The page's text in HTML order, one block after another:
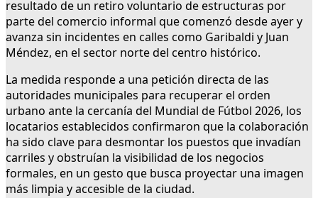
resultado de un retiro voluntario de estructuras por
parte del comercio informal que comenzó desde ayer y
avanza sin incidentes en calles como Garibaldi y Juan
Méndez, en el sector norte del centro histórico.
La medida responde a una petición directa de las
autoridades municipales para recuperar el orden
urbano ante la cercanía del Mundial de Fútbol 2026, los
locatarios establecidos confirmaron que la colaboración
ha sido clave para desmontar los puestos que invadían
carriles y obstruían la visibilidad de los negocios
formales, en un gesto que busca proyectar una imagen
más limpia y accesible de la ciudad.